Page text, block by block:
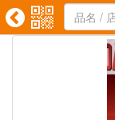
 